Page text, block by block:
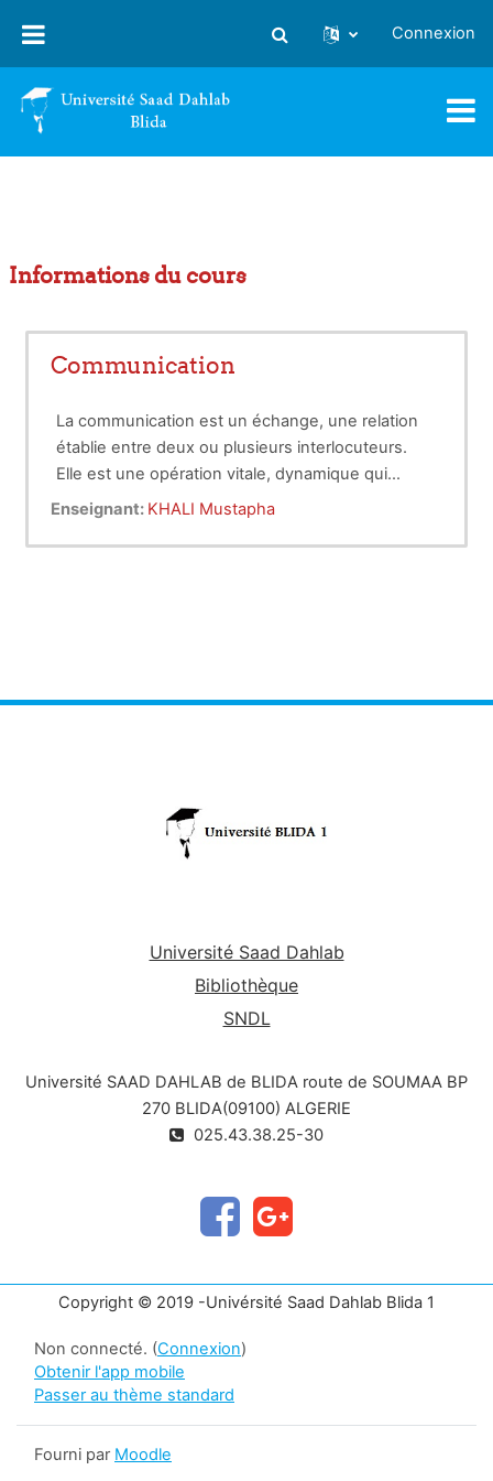
Activer/désactiver la saisie
Connexion
Informations du cours
Communication
La communication est un échange, une relation
établie entre deux ou plusieurs interlocuteurs.
Elle est une opération vitale, dynamique qui
touche les secteurs qui consistent dans le
comprendre d’une personne à un autre ou d’un
et on ne peut imaginer en tant qu’une personne
représentent les moyens de la communication
pour transmettre les idées et l’information pour
Enseignant: KHALI Mustapha
Université Saad Dahlab
Bibliothèque
SNDL
Université SAAD DAHLAB de BLIDA route de SOUMAA BP
270 BLIDA(09100) ALGERIE
025.43.38.25-30
Copyright © 2019 -Univérsité Saad Dahlab Blida 1
Non connecté. (Connexion)
Obtenir l'app mobile
Passer au thème standard
Fourni par Moodle